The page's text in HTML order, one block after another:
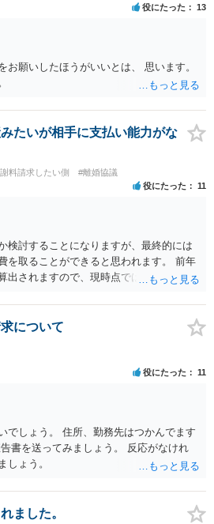
役にたった 13
お願いしたほうがいいとは、 思います。
たいが相手に支払い能力がな
料請求したい側 #離婚協議
役にたった 11
検討することになりますが、最終的には
を取ることができると思われます。 前年
出されますので、現時点では少額しか取
もできます。 仮に中絶する場合でも、相
をしっかりしてくれない場合には、慰謝
あります。 いずれにせよ、親御さんとの
れますので、一度話し合った上で、法律
たほうがよろしいかと思います。
について
役にたった 11
でしょう。 住所、勤務先はつかんでます
書を送ってみましょう。 反応がなけれ
しょう。
ました。